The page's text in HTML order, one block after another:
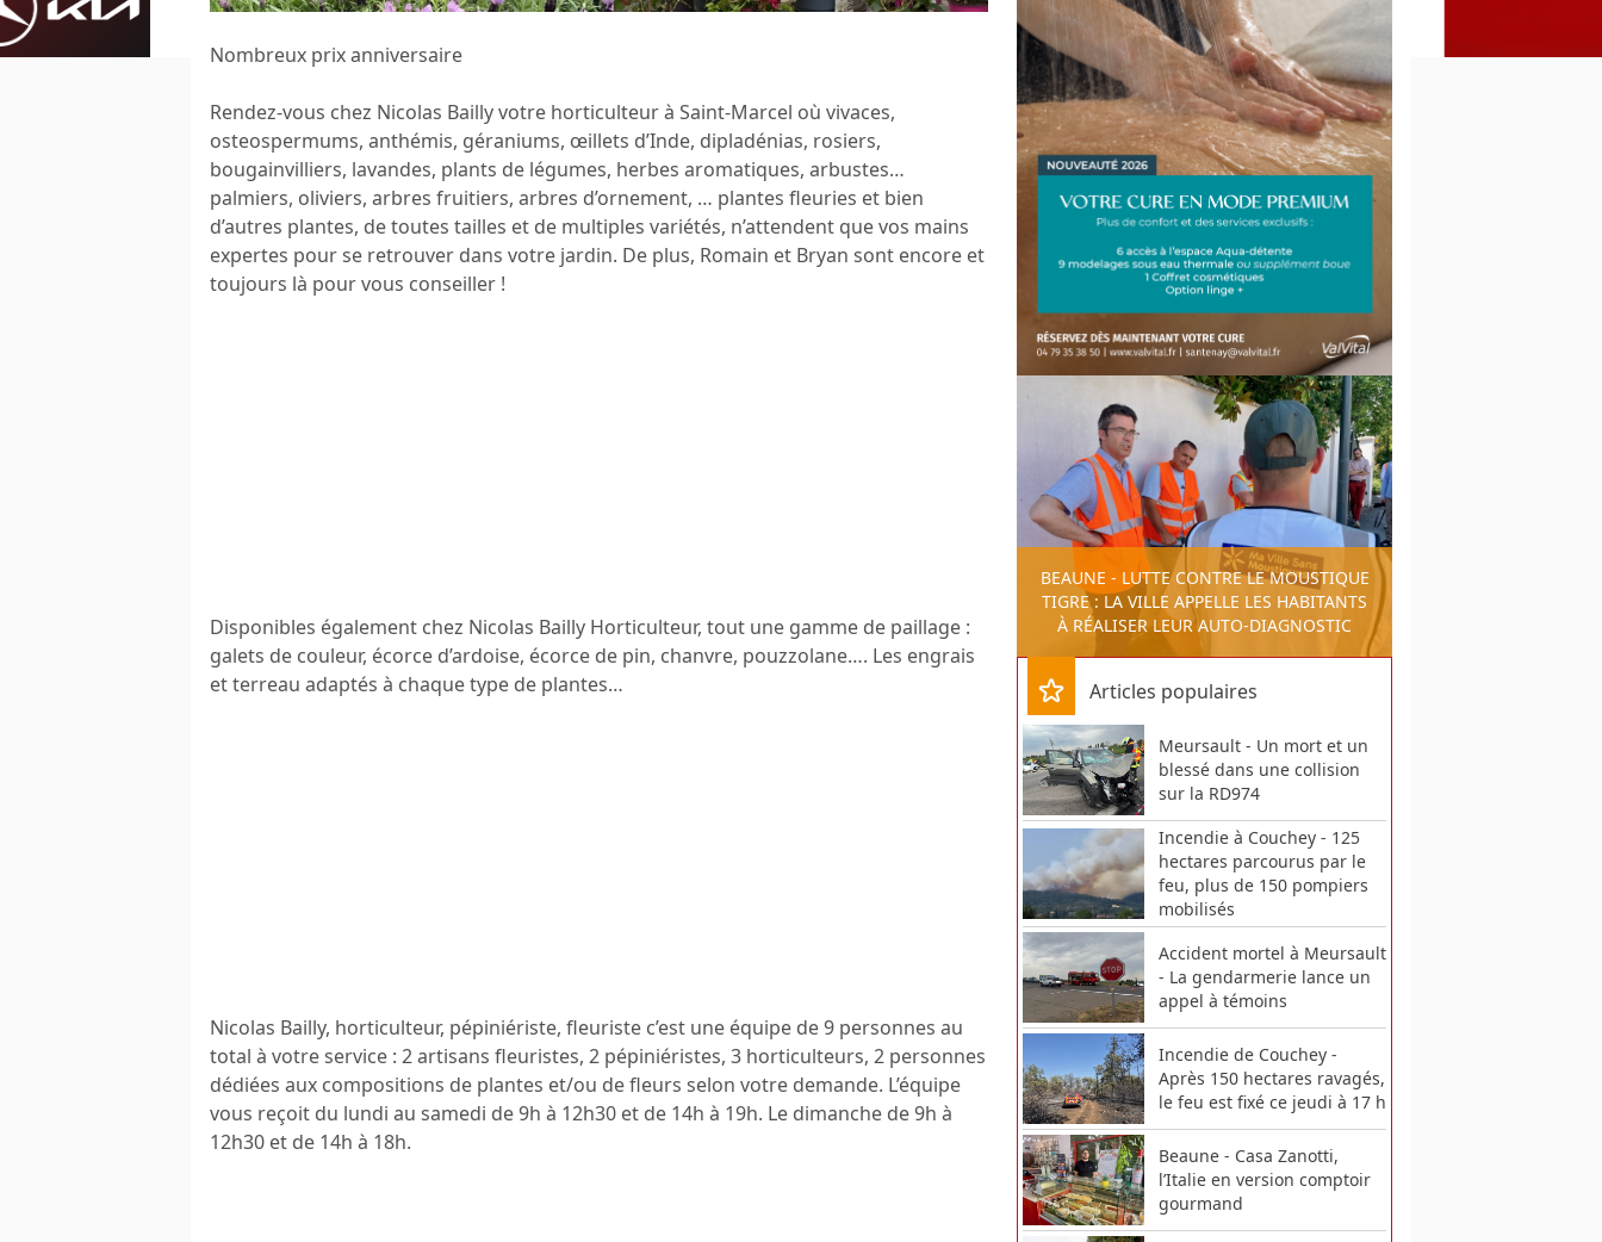
Nombreux prix anniversaire
Rendez-vous chez Nicolas Bailly votre horticulteur à Saint-Marcel où vivaces,
osteospermums, anthémis, géraniums, œillets d’Inde, dipladénias, rosiers,
bougainvilliers, lavandes, plants de légumes, herbes aromatiques, arbustes…
palmiers, oliviers, arbres fruitiers, arbres d’ornement, … plantes fleuries et bien
d’autres plantes, de toutes tailles et de multiples variétés, n’attendent que vos mains
expertes pour se retrouver dans votre jardin. De plus, Romain et Bryan sont encore et
toujours là pour vous conseiller !
Disponibles également chez Nicolas Bailly Horticulteur, tout une gamme de paillage :
galets de couleur, écorce d’ardoise, écorce de pin, chanvre, pouzzolane…. Les engrais
et terreau adaptés à chaque type de plantes…
Nicolas Bailly, horticulteur, pépiniériste, fleuriste c’est une équipe de 9 personnes au
total à votre service : 2 artisans fleuristes, 2 pépiniéristes, 3 horticulteurs, 2 personnes
dédiées aux compositions de plantes et/ou de fleurs selon votre demande. L’équipe
vous reçoit du lundi au samedi de 9h à 12h30 et de 14h à 19h. Le dimanche de 9h à
12h30 et de 14h à 18h.
BEAUNE - LUTTE CONTRE LE MOUSTIQUE
TIGRE : LA VILLE APPELLE LES HABITANTS
À RÉALISER LEUR AUTO-DIAGNOSTIC
Articles populaires
Meursault - Un mort et un
blessé dans une collision
sur la RD974
Incendie à Couchey - 125
hectares parcourus par le
feu, plus de 150 pompiers
mobilisés
Accident mortel à Meursault
- La gendarmerie lance un
appel à témoins
Incendie de Couchey -
Après 150 hectares ravagés,
le feu est fixé ce jeudi à 17 h
Beaune - Casa Zanotti,
l’Italie en version comptoir
gourmand